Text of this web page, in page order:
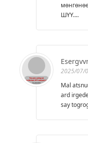
ШҮҮ....
2025/07/
Mal
ard
say